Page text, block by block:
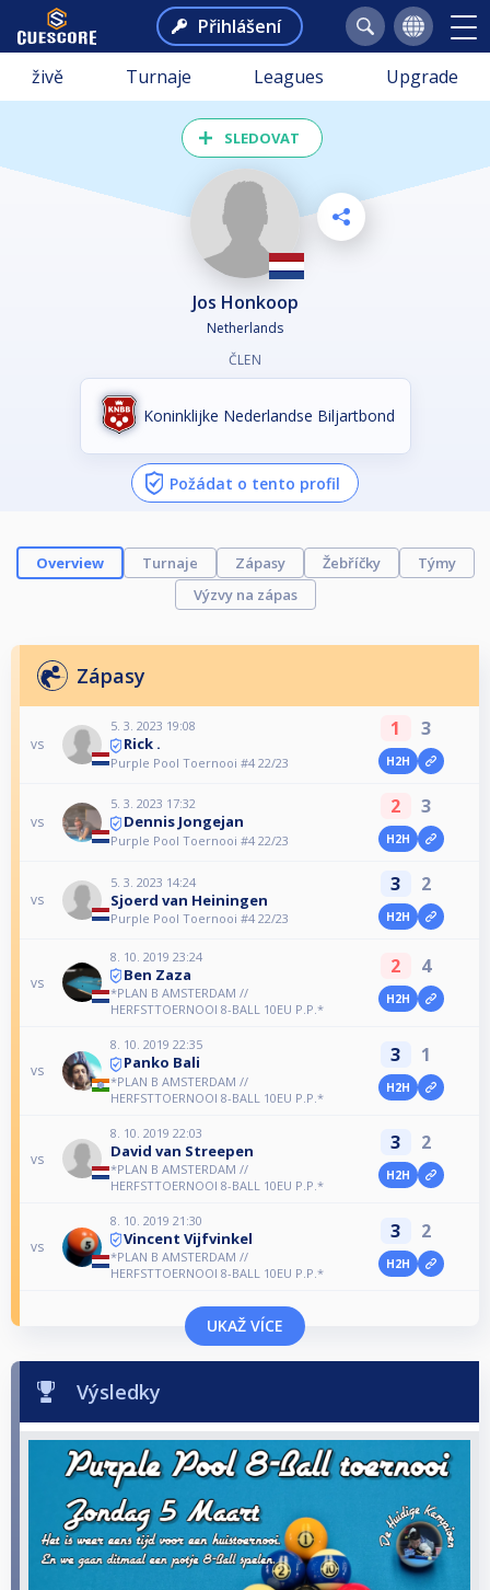
Přihlášení
živě Turnaje Leagues Upgrade
SLEDOVAT
Jos Honkoop
Netherlands
ČLEN
Koninklijke Nederlandse Biljartbond
Požádat o tento profil
Overview Turnaje Zápasy Žebříčky
Týmy
Výzvy na zápas
Zápasy
vs
5. 3. 2023 19:08
Rick .
Purple Pool Toernooi #4 22/23
1 3
H2H
vs
5. 3. 2023 17:32
Dennis Jongejan
Purple Pool Toernooi #4 22/23
2 3
H2H
vs
5. 3. 2023 14:24
Sjoerd van Heiningen
Purple Pool Toernooi #4 22/23
3 2
H2H
vs
8. 10. 2019 23:24
Ben Zaza
*PLAN B AMSTERDAM //
HERFSTTOERNOOI 8-BALL 10EU P.P.*
2 4
H2H
vs
8. 10. 2019 22:35
Panko Bali
*PLAN B AMSTERDAM //
HERFSTTOERNOOI 8-BALL 10EU P.P.*
3 1
H2H
vs
8. 10. 2019 22:03
David van Streepen
*PLAN B AMSTERDAM //
HERFSTTOERNOOI 8-BALL 10EU P.P.*
3 2
H2H
vs
8. 10. 2019 21:30
Vincent Vijfvinkel
*PLAN B AMSTERDAM //
HERFSTTOERNOOI 8-BALL 10EU P.P.*
3 2
H2H
UKAŽ VÍCE
Výsledky